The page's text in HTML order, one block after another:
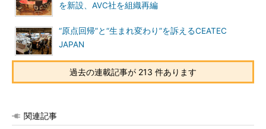
を新設、AVC社を組織再編
“原点回帰”と“生まれ変わり”を訴えるCEATEC
JAPAN
過去の連載記事が 213 件あります
関連記事